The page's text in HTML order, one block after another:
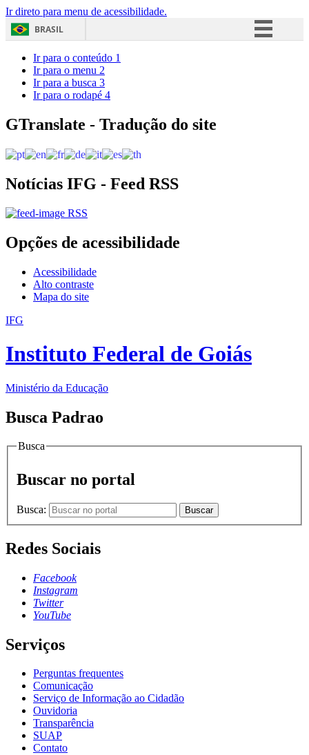
Ir direto para menu de acessibilidade.
BRASIL
Acesso à informação
Ir para o conteúdo 1
Ir para o menu 2
Ir para a busca 3
Ir para o rodapé 4
GTranslate - Tradução do site
Notícias IFG - Feed RSS
RSS
Opções de acessibilidade
Acessibilidade
Alto contraste
Mapa do site
IFG
Instituto Federal de Goiás
Ministério da Educação
Busca Padrao
Busca
Buscar no portal
Busca: Buscar
Redes Sociais
Facebook
Instagram
Twitter
YouTube
Serviços
Perguntas frequentes
Comunicação
Serviço de Informação ao Cidadão
Ouvidoria
Transparência
SUAP
Contato